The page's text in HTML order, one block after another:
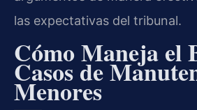
las expectativas del tribunal.
Cómo Maneja el
Casos de
Menores